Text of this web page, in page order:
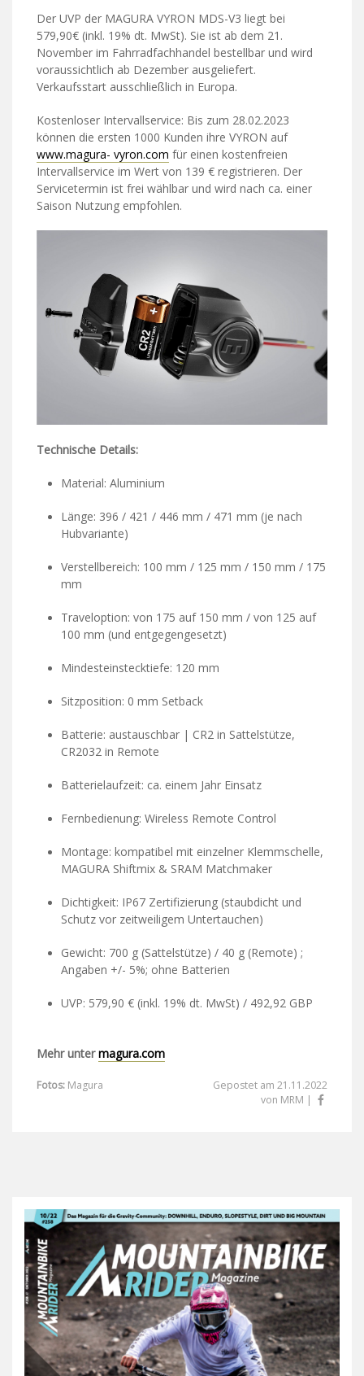
Der UVP der MAGURA VYRON MDS-V3 liegt bei
579,90€ (inkl. 19% dt. MwSt). Sie ist ab dem 21.
November im Fahrradfachhandel bestellbar und wird
voraussichtlich ab Dezember ausgeliefert.
Verkaufsstart ausschließlich in Europa.
Kostenloser Intervallservice: Bis zum 28.02.2023
können die ersten 1000 Kunden ihre VYRON auf
www.magura- vyron.com für einen kostenfreien
Intervallservice im Wert von 139 € registrieren. Der
Servicetermin ist frei wählbar und wird nach ca. einer
Saison Nutzung empfohlen.
Technische Details:
Material: Aluminium
Länge: 396 / 421 / 446 mm / 471 mm (je nach
Hubvariante)
Verstellbereich: 100 mm / 125 mm / 150 mm / 175
mm
Traveloption: von 175 auf 150 mm / von 125 auf
100 mm (und entgegengesetzt)
Mindesteinstecktiefe: 120 mm
Sitzposition: 0 mm Setback
Batterie: austauschbar | CR2 in Sattelstütze,
CR2032 in Remote
Batterielaufzeit: ca. einem Jahr Einsatz
Fernbedienung: Wireless Remote Control
Montage: kompatibel mit einzelner Klemmschelle,
MAGURA Shiftmix & SRAM Matchmaker
Dichtigkeit: IP67 Zertifizierung (staubdicht und
Schutz vor zeitweiligem Untertauchen)
Gewicht: 700 g (Sattelstütze) / 40 g (Remote) ;
Angaben +/- 5%; ohne Batterien
UVP: 579,90 € (inkl. 19% dt. MwSt) / 492,92 GBP
Mehr untermagura.com
Fotos: Magura
Gepostet am 21.11.2022
von MRM |